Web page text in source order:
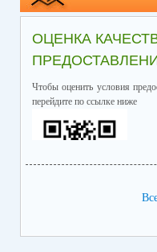
ОЦЕНКА
Чтобы оценить условия
перейдите по ссылке ниже